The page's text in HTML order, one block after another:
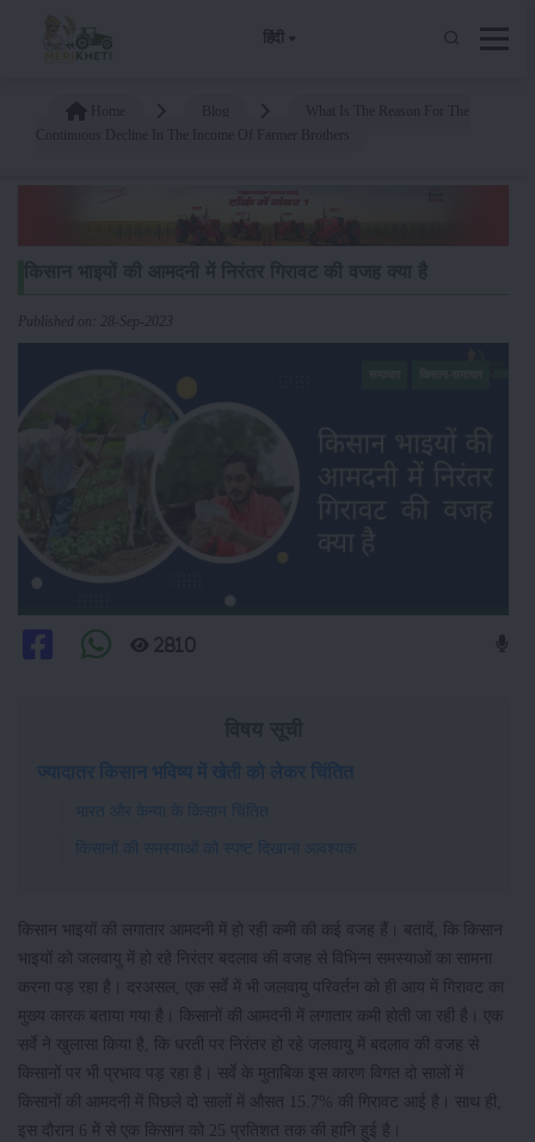
हिंदी
Published on: 28-Sep-2023
2810
ज्यादातर किसान भविष्य में खेती को लेकर चिंतित
भारत और केन्या के किसान चिंतित
किसानों की समस्याओं को स्पष्ट दिखाना आवश्यक
किसान भाइयों की लगातार आमदनी में हो रही कमी की कई वजह हैं। बतादें, कि किसान
भाइयों को जलवायु में हो रहे निरंतर बदलाव की वजह से विभिन्न समस्याओं का सामना
करना पड़ रहा है। दरअसल, एक सर्वे में भी जलवायु परिवर्तन को ही आय में गिरावट का
मुख्य कारक बताया गया है। किसानों की आमदनी में लगातार कमी होती जा रही है। एक
सर्वे ने खुलासा किया है, कि धरती पर निरंतर हो रहे जलवायु में बदलाव की वजह से
किसानों पर भी प्रभाव पड़ रहा है। सर्वे के मुताबिक इस कारण विगत दो सालों में
किसानों की आमदनी में पिछले दो सालों में औसत 15.7% की गिरावट आई है। साथ ही,
इस दौरान 6 में से एक किसान को 25 प्रतिशत तक की हानि हुई है।